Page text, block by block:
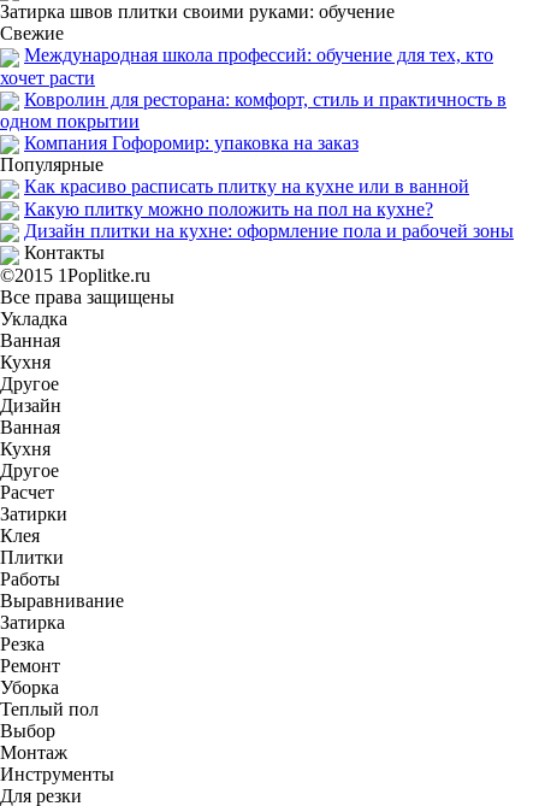
Затирка швов плитки своими руками: обучение
Свежие
Международная школа профессий: обучение для тех, кто
хочет расти
Ковролин для ресторана: комфорт, стиль и практичность в
одном покрытии
Компания Гофоромир: упаковка на заказ
Популярные
Как красиво расписать плитку на кухне или в ванной
Какую плитку можно положить на пол на кухне?
Дизайн плитки на кухне: оформление пола и рабочей зоны
Контакты
©2015 1Poplitke.ru
Все права защищены
Укладка
Ванная
Кухня
Другое
Дизайн
Ванная
Кухня
Другое
Расчет
Затирки
Клея
Плитки
Работы
Выравнивание
Затирка
Резка
Ремонт
Уборка
Теплый пол
Выбор
Монтаж
Инструменты
Для резки